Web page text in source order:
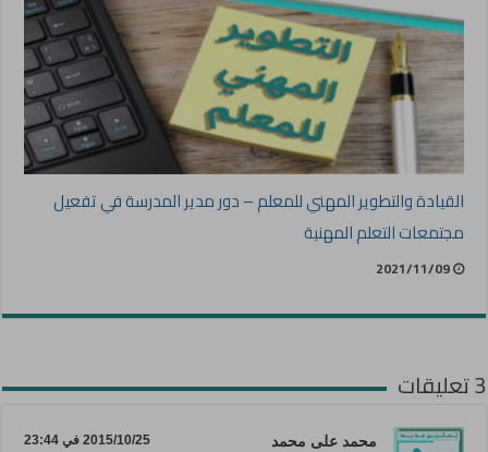
القيادة والتطوير المهني للمعلم – دور مدير المدرسة في تفعيل
مجتمعات التعلم المهنية
2021/11/09
3 تعليقات
محمد على محمد 2015/10/25 في 23:44